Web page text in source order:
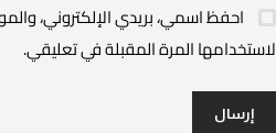
احفظ اسمي، بريدي الإلكتروني،
لاستخدامها المرة المقبلة في تعليقي.
إرسال